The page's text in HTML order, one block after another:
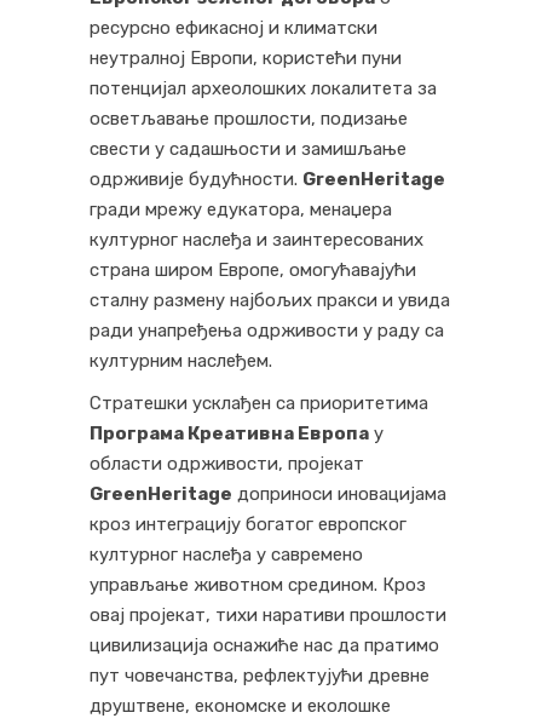
ресурсно ефикасној и климатски
неутралној Европи, користећи пуни
потенцијал археолошких локалитета за
осветљавање прошлости, подизање
свести у садашњости и замишљање
одрживије будућности. GreenHeritage
гради мрежу едукатора, менаџера
културног наслеђа и заинтересованих
страна широм Европе, омогућавајући
сталну размену најбољих пракси и увида
ради унапређења одрживости у раду са
културним наслеђем.
Стратешки усклађен са приоритетима
Програма Креативна Европа у
области одрживости, пројекат
GreenHeritage доприноси иновацијама
кроз интеграцију богатог европског
културног наслеђа у савремено
управљање животном средином. Кроз
овај пројекат, тихи наративи прошлости
цивилизација оснажиће нас да пратимо
пут човечанства, рефлектујући древне
друштвене, економске и еколошке